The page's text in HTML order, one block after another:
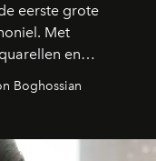
eerste grote
Met
en
herinnering
Boghossian